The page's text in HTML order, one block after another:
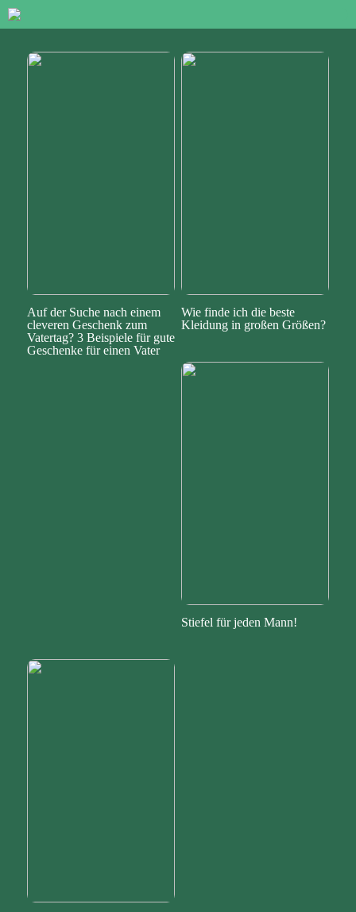
Auf der Suche nach einem
cleveren Geschenk zum
Vatertag? 3 Beispiele für gute
Geschenke für einen Vater
Wie finde ich die beste
Kleidung in großen Größen?
Stiefel für jeden Mann!